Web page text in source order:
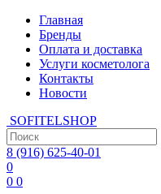
Главная
Бренды
Оплата и доставка
Услуги косметолога
Контакты
Новости
SOFITELSHOP
8 (916) 625-40-01
0
0 0